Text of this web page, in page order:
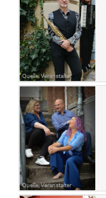
Quelle: Veranstalter
Quelle: Veranstalter